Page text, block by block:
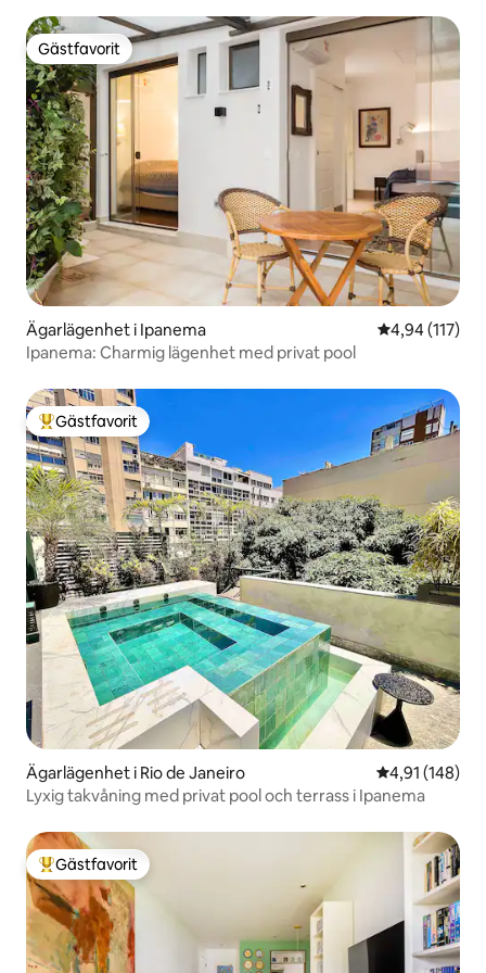
Gästfavorit
Gästfavorit
Ägarlägenhet i Ipanema 4,94 av 5 i
4,94 (117)
Ipanema: Charmig lägenhet med privat pool
Populär gästfavorit
Gästfavorit
Ägarlägenhet i Rio de Janeiro 4,91 av 5 i
4,91 (148)
Lyxig takvåning med privat pool och terrass i Ipanema
Populär gästfavorit
Gästfavorit